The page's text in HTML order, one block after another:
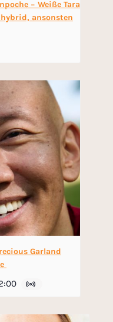
− Weiße Tara
ansonsten
Garland